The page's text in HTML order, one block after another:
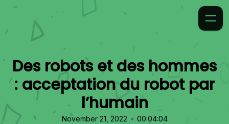
Des robots et des hommes
: acceptation du robot par
l’humain
November 21, 2022 • 00:04:04